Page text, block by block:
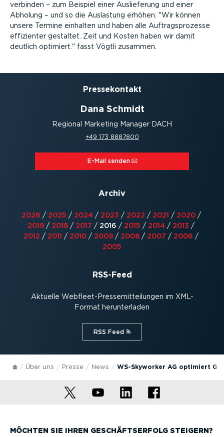
verbinden – zum Beispiel einer Auslieferung und einer
Abholung – und so die Auslastung erhöhen.
Wir können
unsere Termine einhalten und haben alle Auftragsprozesse
effizienter gestaltet. Zeit und Kosten haben wir damit
deutlich optimiert.
fasst Vögtli zusammen.
Presse­kontakt
Dana Schmidt
Regional Marketing Manager DACH
+49 173 8887800
E-Mail senden⁠
Archiv
2026 / 2025 / 2024 / 2023 / 2022 / 2021 / 2020/
2019 / 2018 / 2017 / 2016 / 2015 / 2014 / 2013 /
2012 / 2011 / 2010 / 2009 / 2008 / 2007 / 2006 /
2005
RSS-Feed
Aktuelle Webfleet-Pres­se­mit­tei­lungen im XML-
Format herun­ter­laden
RSS Feed⁠
Über uns Presse News WS-Skyworker AG optimiert
MÖCHTEN SIE IHREN GESCHÄFTS­ERFOLG STEIGERN?